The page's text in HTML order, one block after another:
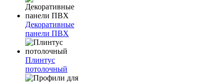
Декоративные
панели ПВХ
Плинтус
потолочный